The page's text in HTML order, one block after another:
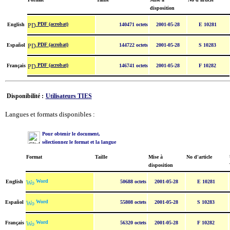
disposition
English PDF (acrobat) 140471 octets 2001-05-28 E 10281
Español PDF (acrobat) 144722 octets 2001-05-28 S 10283
Français PDF (acrobat) 146741 octets 2001-05-28 F 10282
Disponibilité : Utilisateurs TIES
Langues et formats disponibles :
Pour obtenir le document,
sélectionnez le format et la langue
Format Taille
Mise à
disposition
No d'article
English Word 50688 octets 2001-05-28 E 10281
Español Word 55808 octets 2001-05-28 S 10283
Français Word 56320 octets 2001-05-28 F 10282